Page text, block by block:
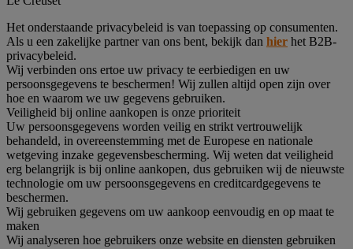
Het onderstaande privacybeleid is van toepassing op consumenten.
Als u een zakelijke partner van ons bent, bekijk dan hier het B2B-
privacybeleid.
Wij verbinden ons ertoe uw privacy te eerbiedigen en uw
persoonsgegevens te beschermen! Wij zullen altijd open zijn over
hoe en waarom we uw gegevens gebruiken.
Veiligheid bij online aankopen is onze prioriteit
Uw persoonsgegevens worden veilig en strikt vertrouwelijk
behandeld, in overeenstemming met de Europese en nationale
wetgeving inzake gegevensbescherming. Wij weten dat veiligheid
erg belangrijk is bij online aankopen, dus gebruiken wij de nieuwste
technologie om uw persoonsgegevens en creditcardgegevens te
beschermen.
Wij gebruiken gegevens om uw aankoop eenvoudig en op maat te
maken
Wij analyseren hoe gebruikers onze website en diensten gebruiken